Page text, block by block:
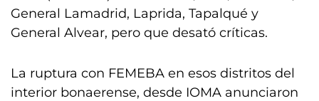
General Lamadrid, Laprida, Tapalqué y
General Alvear, pero que desató críticas.
La ruptura con FEMEBA en esos distritos del
interior bonaerense, desde IOMA anunciaron